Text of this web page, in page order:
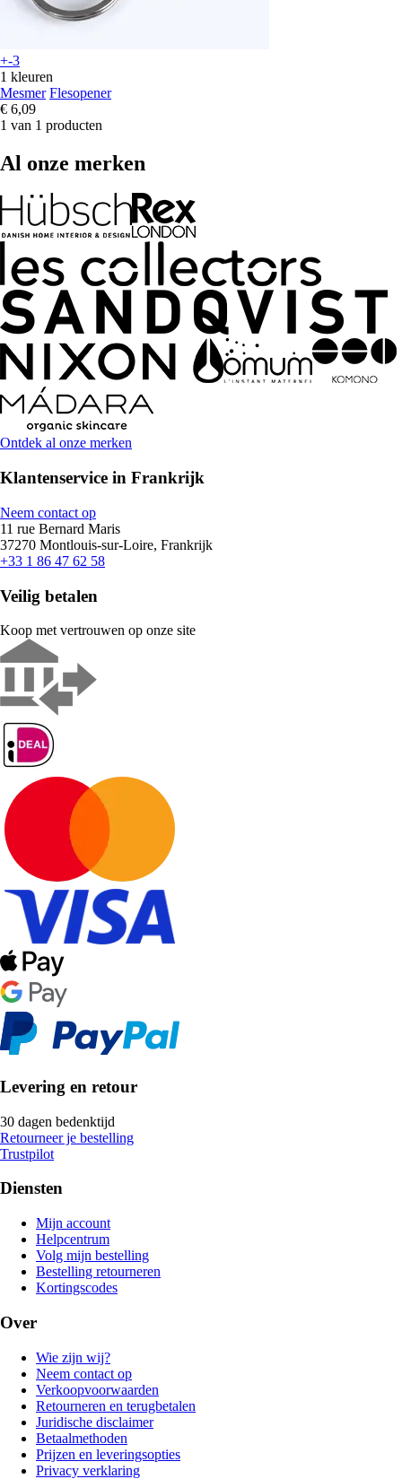
+-3
1 kleuren
Mesmer Flesopener
€ 6,09
1 van 1 producten
Al onze merken
Ontdek al onze merken
Klantenservice in Frankrijk
Neem contact op
11 rue Bernard Maris
37270 Montlouis-sur-Loire, Frankrijk
+33 1 86 47 62 58
Veilig betalen
Koop met vertrouwen op onze site
Levering en retour
30 dagen bedenktijd
Retourneer je bestelling
Trustpilot
Diensten
Mijn account
Helpcentrum
Volg mijn bestelling
Bestelling retourneren
Kortingscodes
Over
Wie zijn wij?
Neem contact op
Verkoopvoorwaarden
Retourneren en terugbetalen
Juridische disclaimer
Betaalmethoden
Prijzen en leveringsopties
Privacy verklaring